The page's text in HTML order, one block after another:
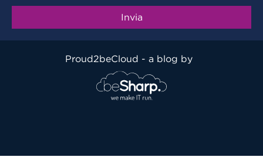
Proud2beCloud - a blog by